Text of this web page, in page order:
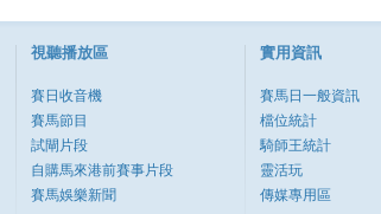
視聽播放區
賽日收音機
賽馬節目
試閘片段
自購馬來港前賽事片段
賽馬娛樂新聞
實用資訊
賽馬日一般資訊
檔位統計
騎師王統計
靈活玩
傳媒專用區